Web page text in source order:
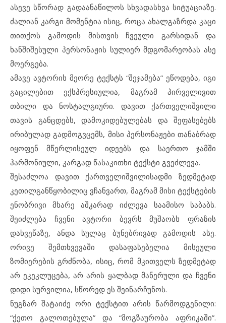
ასევე სწორად გადაანაწილოს სხვადასხვა სიტუაციაზე.
ძალიან კარგი მომენტია ისიც, როცა ახალგაზრდა კაცი
თითქოს გამოდის მისთვის ჩვეული გარსიდან და
ხანშიშესული პერსონაჟის სულიერ მდგომარეობას ასე
მოერგება.
ამავე ავტორის მეორე ტექსტს “შეჯამება” ეწოდება, იგი
გაცილებით ექსპრესიულია, მაგრამ პირველივით
თბილი და ნოსტალგიური. დავით ქართველიშვილი
თავის განცდებს, დამოკიდებულებას და შეფასებებს
ირიბულად გადმოგვცემს, მისი პერსონაჟები თანაბრად
იყოფენ მწერლისეულ იდეებს და საერთო ჯამში
ჰარმონიული, კარგად წასაკითხი ტექსტი გვეძლევა.
შესაძლოა დავით ქართველიშვილისადმი ზედმეტად
კეთილგანწყობილიც ვჩანვართ, მაგრამ მისი ტექსტების
ენობრივი მხარე აშკარად იძლევა საამისო საბაბს.
შეიძლება ჩვენი ავტორი ბევრს მუშაობს ფრაზის
დახვეწაზე, ანდა სულაც ბუნებრივად გამოდის ასე.
ორივე შემთხვევაში დასაფასებელია მისეული
ზომიერების გრძნობა, ისიც, რომ მკითველს ზედმეტად
არ ეკეკლუცება, არ არის ყალბად მანერული და ჩვენი
დიდი სურვილია, სწორედ ეს შეინარჩუნოს.
ნუგზარ შატაიძე ორი ტექსტით არის წარმოდგენილი:
“ქეთო გალოთებულა” და “მოგზაურობა აფრიკაში”.